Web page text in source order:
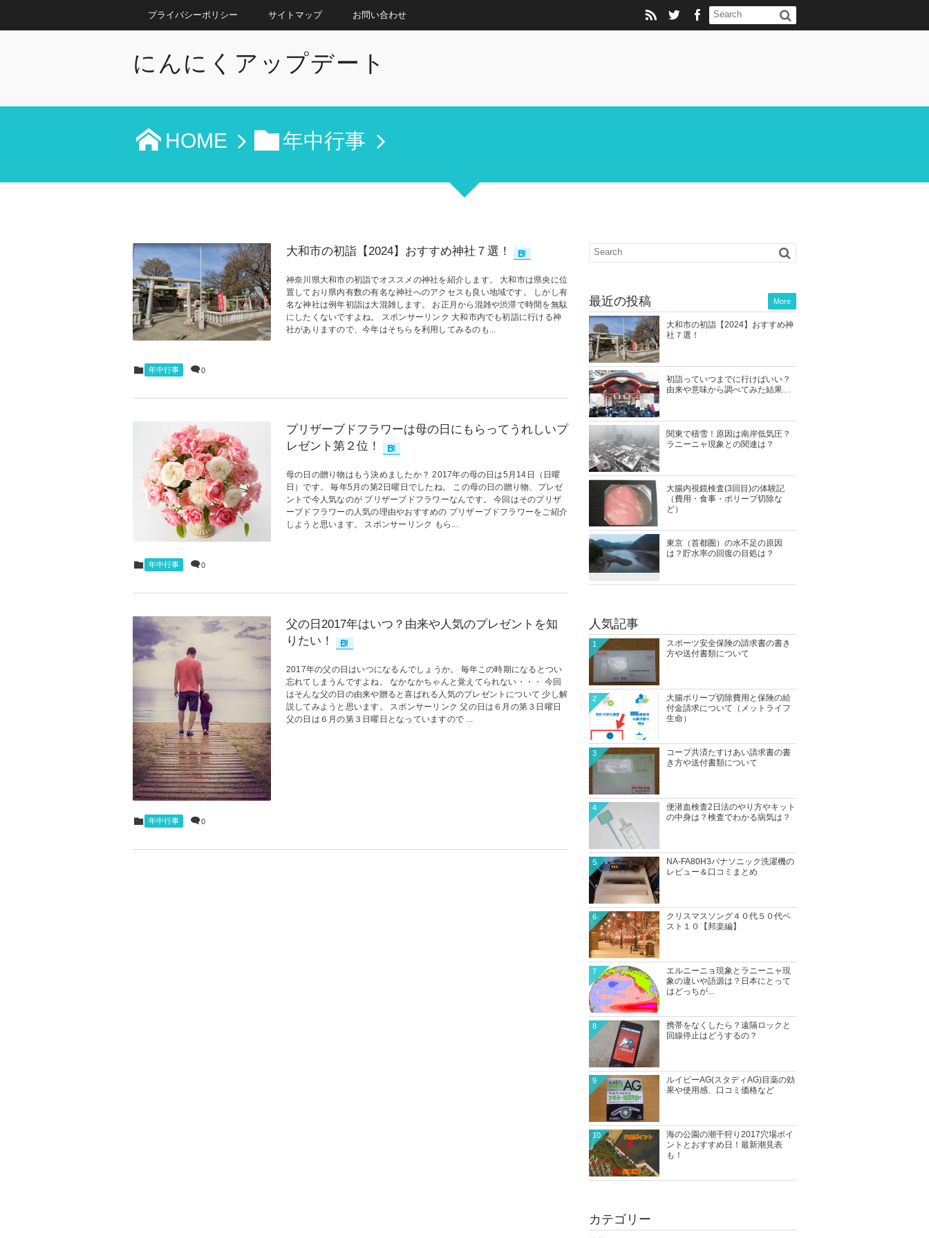
プライバシーポリシー サイトマップ お問い合わせ
にんにくアップデート
HOME 年中行事
大和市の初詣【2024】おすすめ神社７選！
神奈川県大和市の初詣でオススメの神社を紹介します。 大和市は県央に位
置しており県内有数の有名な神社へのアクセスも良い地域です。 しかし有
名な神社は例年初詣は大混雑します。 お正月から混雑や渋滞で時間を無駄
にしたくないですよね。 スポンサーリンク 大和市内でも初詣に行ける神
社がありますので、今年はそちらを利用してみるのも...
年中行事 0
プリザーブドフラワーは母の日にもらってうれしいプ
レゼント第２位！
母の日の贈り物はもう決めましたか？ 2017年の母の日は5月14日（日曜
日）です。 毎年5月の第2日曜日でしたね。 この母の日の贈り物、プレゼ
ントで今人気なのが プリザーブドフラワーなんです。 今回はそのプリザ
ーブドフラワーの人気の理由やおすすめの プリザーブドフラワーをご紹介
しようと思います。 スポンサーリンク もら...
年中行事 0
父の日2017年はいつ？由来や人気のプレゼントを知
りたい！
2017年の父の日はいつになるんでしょうか。 毎年この時期になるとつい
忘れてしまうんですよね。 なかなかちゃんと覚えてられない・・・ 今回
はそんな父の日の由来や贈ると喜ばれる人気のプレゼントについて 少し解
説してみようと思います。 スポンサーリンク 父の日は６月の第３日曜日
父の日は６月の第３日曜日となっていますので ...
年中行事 0
最近の投稿
大和市の初詣【2024】おすすめ神
社７選！
初詣っていつまでに行けばいい？
由来や意味から調べてみた結果…
関東で積雪！原因は南岸低気圧？
ラニーニャ現象との関連は？
大腸内視鏡検査(3回目)の体験記
（費用・食事・ポリープ切除な
ど）
東京（首都圏）の水不足の原因
は？貯水率の回復の目処は？
More
人気記事
スポーツ安全保険の請求書の書き
方や送付書類について
1
大腸ポリープ切除費用と保険の給
付金請求について（メットライフ
生命）
2
コープ共済たすけあい請求書の書
き方や送付書類について
3
便潜血検査2日法のやり方やキット
の中身は？検査でわかる病気は？
4
NA-FA80H3パナソニック洗濯機の
レビュー＆口コミまとめ
5
クリスマスソング４０代５０代ベ
スト１０【邦楽編】
6
エルニーニョ現象とラニーニャ現
象の違いや語源は？日本にとって
はどっちが...
7
携帯をなくしたら？遠隔ロックと
回線停止はどうするの？
8
ルイビーAG(スタディAG)目薬の効
果や使用感、口コミ価格など
9
海の公園の潮干狩り2017穴場ポイ
ントとおすすめ日！最新潮見表
も！
10
カテゴリー